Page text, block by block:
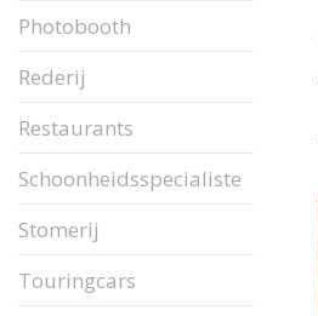
Photobooth
Rederij
Restaurants
Schoonheidsspecialiste
Stomerij
Touringcars